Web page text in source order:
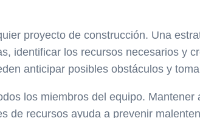
proyecto de construcción. Una
identificar los recursos necesarios y
anticipar posibles obstáculos y
los miembros del equipo.
de recursos ayuda a prevenir